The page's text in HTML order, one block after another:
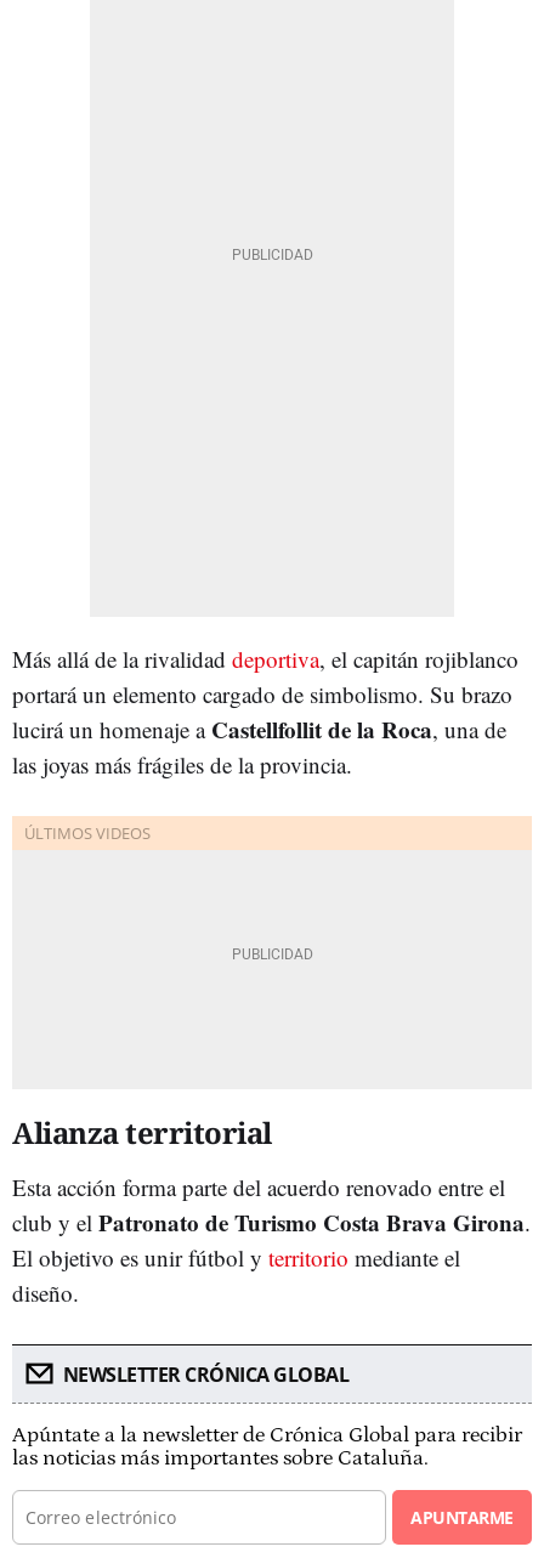
Más allá de la rivalidad deportiva, el capitán rojiblanco
portará un elemento cargado de simbolismo. Su brazo
lucirá un homenaje a Castellfollit de la Roca, una de
las joyas más frágiles de la provincia.
Alianza territorial
Esta acción forma parte del acuerdo renovado entre el
club y el Patronato de Turismo Costa Brava Girona.
El objetivo es unir fútbol y territorio mediante el
diseño.
NEWSLETTER CRÓNICA GLOBAL
Apúntate a la newsletter de Crónica Global para recibir
las noticias más importantes sobre Cataluña.
APUNTARME